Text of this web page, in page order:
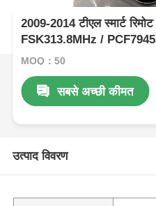
2009-2014 टीएल स्मार्ट
FSK313.8MHz /
FCC ID: M3N5WY8145 /
MOQ：50
सबसे अच्छी कीमत
उत्पाद विवरण